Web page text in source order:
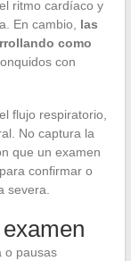
ritmo cardíaco y
En cambio, las
como
con
flujo respiratorio,
No captura la
que un examen
confirmar o
severa.
o pausas